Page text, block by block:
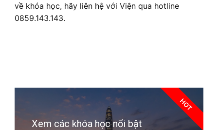
về khóa học, hãy liên hệ với Viện qua hotline
0859.143.143.
Xem các khóa học nổi bật
HOT